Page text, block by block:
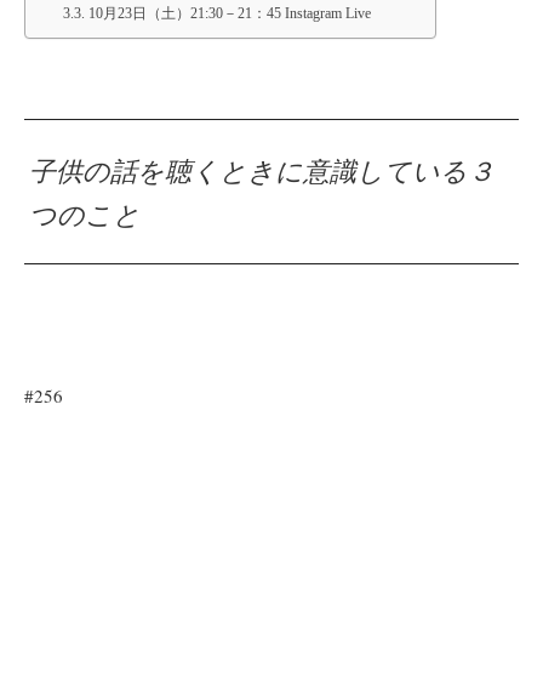
10月23日（土）21:30－21：45 Instagram Live
子供の話を聴くときに意識している３
つのこと
#256